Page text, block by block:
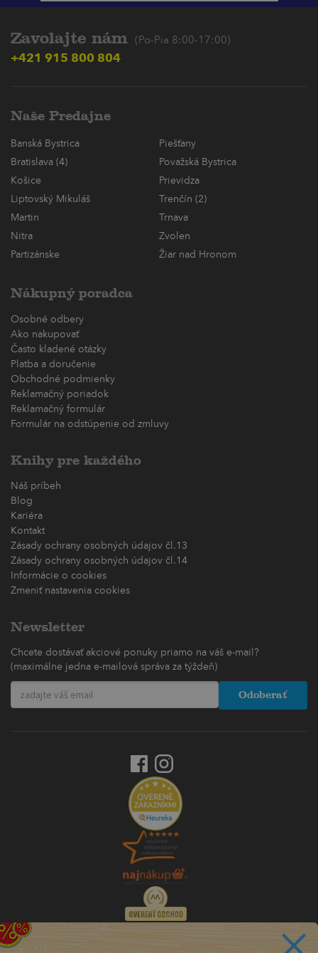
Zavolajte nám (Po-Pia 8:00-17:00)
+421 915 800 804
Naše Predajne
Banská Bystrica
Piešťany
Bratislava (4)
Považská Bystrica
Košice
Prievidza
Liptovský Mikuláš
Trenčín (2)
Martin
Trnava
Nitra
Zvolen
Partizánske
Žiar nad Hronom
Nákupný poradca
Osobné odbery
Ako nakupovať
Často kladené otázky
Platba a doručenie
Obchodné podmienky
Reklamačný poriadok
Reklamačný formulár
Formulár na odstúpenie od zmluvy
Knihy pre každého
Náš príbeh
Blog
Kariéra
Kontakt
Zásady ochrany osobných údajov čl.13
Zásady ochrany osobných údajov čl.14
Informácie o cookies
Zmeniť nastavenia cookies
Newsletter
Chcete dostávať akciové ponuky priamo na váš e-mail?
(maximálne jedna e-mailová správa za týždeň)
Odoberať